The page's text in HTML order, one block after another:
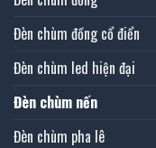
Đèn chùm đồng cổ điển
Đèn chùm led hiện đại
Đèn chùm nến
Đèn chùm pha lê